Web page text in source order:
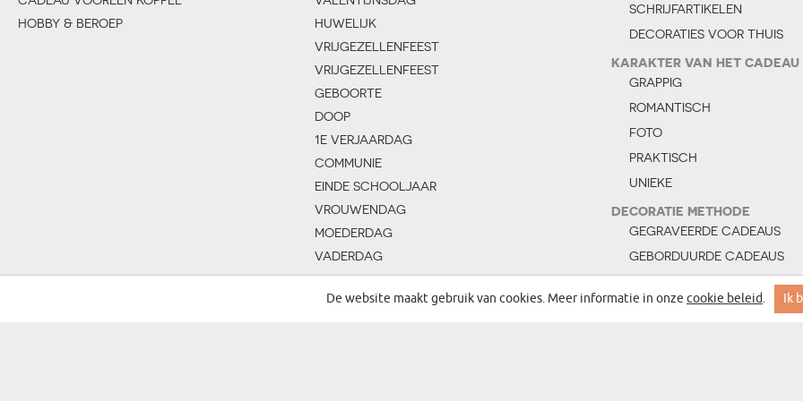
HOBBY & BEROEP
HUWELIJK
VRIJGEZELLENFEEST
VRIJGEZELLENFEEST
GEBOORTE
DOOP
1E VERJAARDAG
COMMUNIE
EINDE SCHOOLJAAR
VROUWENDAG
MOEDERDAG
VADERDAG
GROOTMOEDERDAG
GROOTVADERDAG
SCHRIJFARTIKELEN
DECORATIES VOOR THUIS
KARAKTER VAN HET CADEAU
GRAPPIG
ROMANTISCH
FOTO
PRAKTISCH
UNIEKE
DECORATIE METHODE
GEGRAVEERDE CADEAUS
GEBORDUURDE CADEAUS
De website maakt gebruik van cookies. Meer informatie in onze cookie beleid. Ik